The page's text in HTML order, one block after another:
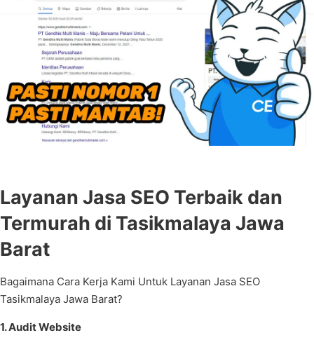
Layanan Jasa SEO Terbaik dan
Termurah di Tasikmalaya Jawa
Barat
Bagaimana Cara Kerja Kami Untuk Layanan Jasa SEO
Tasikmalaya Jawa Barat?
1. Audit Website